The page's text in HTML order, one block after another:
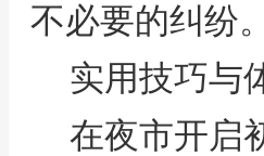
不必要的纠纷。
实用技巧与
在夜市开启